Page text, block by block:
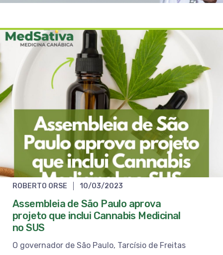
ROBERTO ORSE 10/03/2023
Assembleia de São Paulo aprova
projeto que inclui Cannabis Medicinal
no SUS
O governador de São Paulo, Tarcísio de Freitas